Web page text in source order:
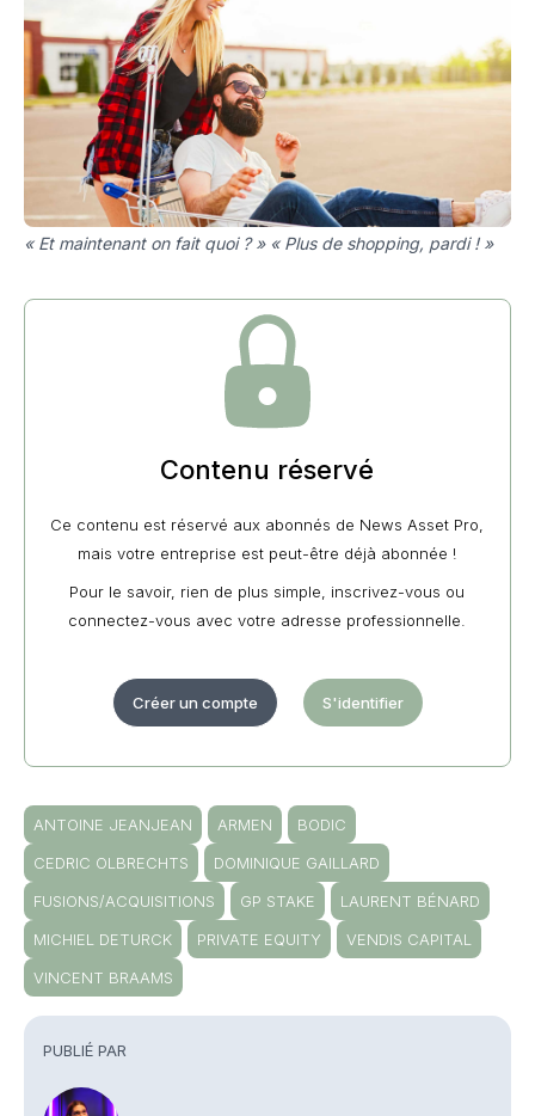
PUBLIÉ PAR
« Et maintenant on fait quoi ? » « Plus de shopping, pardi ! »
Contenu réservé
Ce contenu est réservé aux abonnés de News Asset Pro,
mais votre entreprise est peut-être déjà abonnée !
Pour le savoir, rien de plus simple, inscrivez-vous ou
connectez-vous avec votre adresse professionnelle.
Créer un compte S'identifier
ANTOINE JEANJEAN ARMEN
BODIC
CEDRIC OLBRECHTS
DOMINIQUE GAILLARD
FUSIONS/ACQUISITIONS
GP STAKE
LAURENT BÉNARD
MICHIEL DETURCK
PRIVATE EQUITY
VENDIS CAPITAL
VINCENT BRAAMS